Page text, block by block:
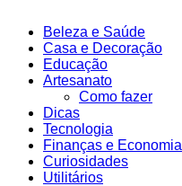
Beleza e Saúde
Casa e Decoração
Educação
Artesanato
Como fazer
Dicas
Tecnologia
Finanças e Economia
Curiosidades
Utilitários